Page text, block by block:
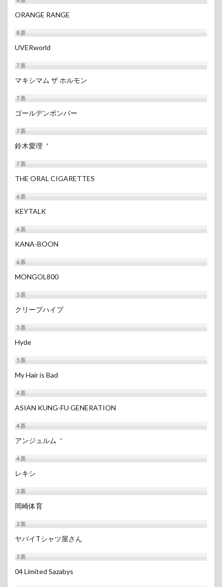
ィス
セト
リ
GRASS
STAGE
STAGE
LAKE
STAGE
SOUND
3.5
3.6
3.7
STAGE
【タ
イム
テー
ル】
11
出演
者ア
ィス
ト
セト
4.1
GRASS
PARK
LAKE
4.4
ORANGE RANGE
8票
UVERworld
7票
マキシマム ザ ホルモン
7票
ゴールデンボンバー
7票
鈴木愛理 *
7票
THE ORAL CIGARETTES
6票
KEYTALK
6票
KANA-BOON
6票
MONGOL800
5票
クリープハイプ
5票
Hyde
5票
My Hair is Bad
4票
ASIAN KUNG-FU GENERATION
4票
アンジュルム *
4票
レキシ
3票
岡崎体育
3票
ヤバイTシャツ屋さん
3票
04 Limited Sazabys